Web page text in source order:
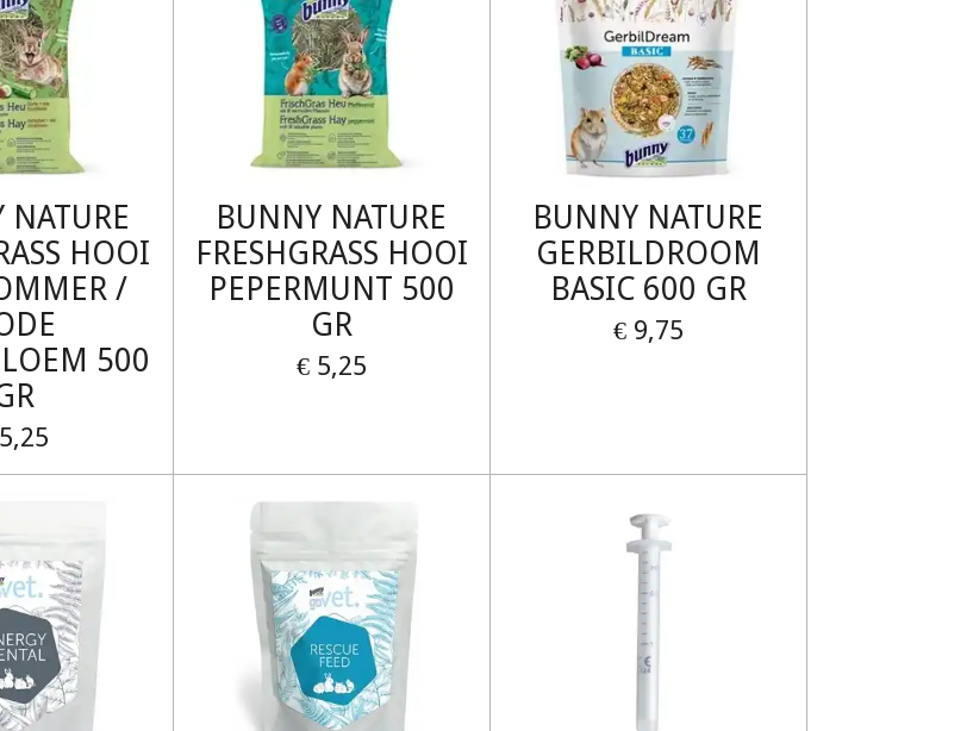
NATURE
HOOI
/
500
BUNNY NATURE
FRESHGRASS HOOI
PEPERMUNT 500
GR
€ 5,25
BUNNY NATURE
GERBILDROOM
BASIC 600 GR
€ 9,75